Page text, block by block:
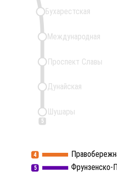
4
Фрунзенско-
5
5
Бухарестская
Международная
Проспект Славы
Дунайская
Шушары